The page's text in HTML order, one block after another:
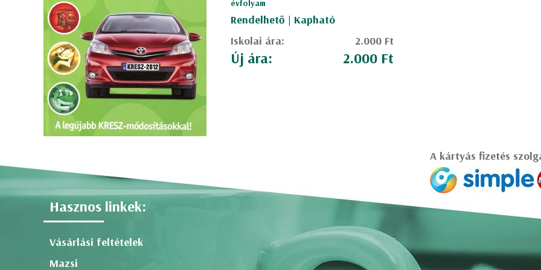
évfolyam
Rendelhető | Kapható
Iskolai ára:
2.000 Ft
Új ára: 2.000 Ft
A kártyás fizetés
Hasznos linkek:
Vásárlási feltételek
Mazsi